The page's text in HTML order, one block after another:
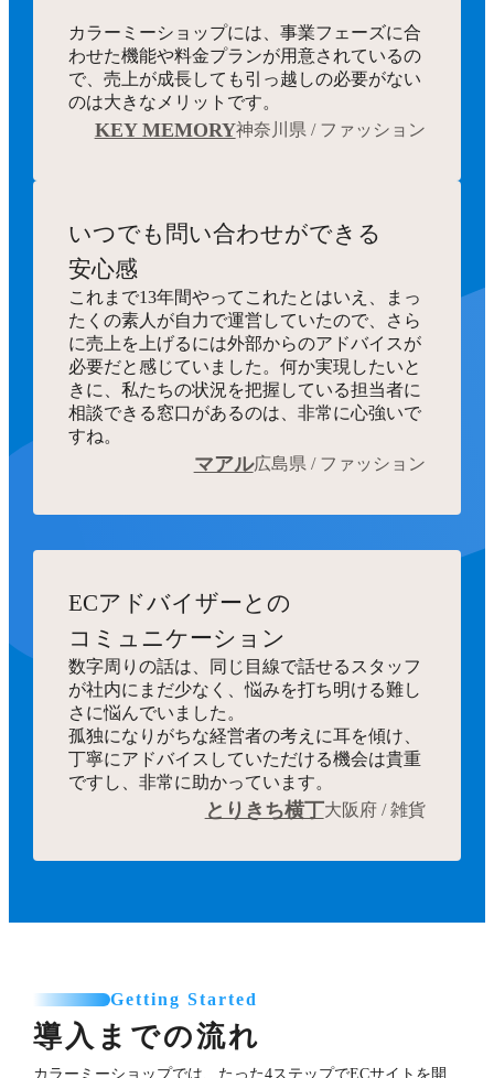
カラーミーショップには、事業フェーズに合
わせた機能や料金プランが用意されているの
で、売上が成長しても引っ越しの必要がない
のは大きなメリットです。
KEY MEMORY神奈川県 / ファッション
いつでも 問い合わせができる
安心感
これまで13年間やってこれたとはいえ、まっ
たくの素人が自力で運営していたので、さら
に売上を上げるには外部からのアドバイスが
必要だと感じていました。何か実現したいと
きに、私たちの状況を把握している担当者に
相談できる窓口があるのは、非常に心強いで
すね。
マアル広島県 / ファッション
ECアドバイザーとの
コミュニケーション
数字周りの話は、同じ目線で話せるスタッフ
が社内にまだ少なく、悩みを打ち明ける難し
さに悩んでいました。
孤独になりがちな経営者の考えに耳を傾け、
丁寧にアドバイスしていただける機会は貴重
ですし、非常に助かっています。
とりきち横丁大阪府 / 雑貨
Getting Started
導入までの流れ
カラーミーショップでは、たった4ステップでECサイトを開